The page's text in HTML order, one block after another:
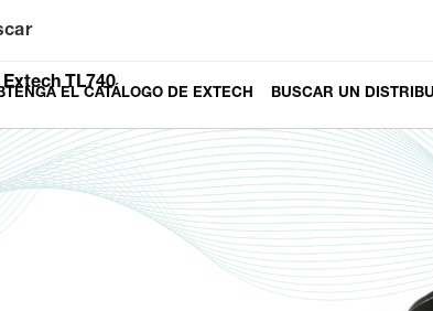
EL CATÁLOGO DE EXTECH BUSCAR UN
Extech TL740